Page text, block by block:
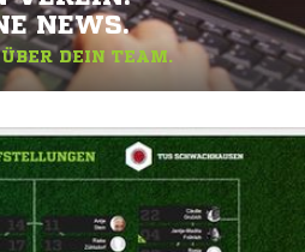
NEWS.
DEIN TEAM.